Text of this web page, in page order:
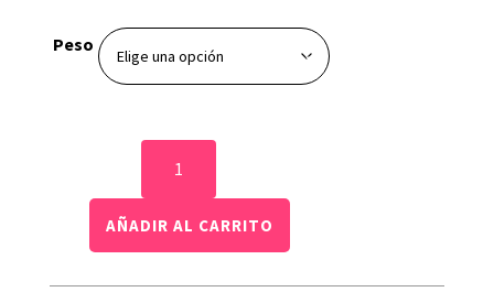
Peso
Merken
Ahumado
cantidad
AÑADIR AL CARRITO